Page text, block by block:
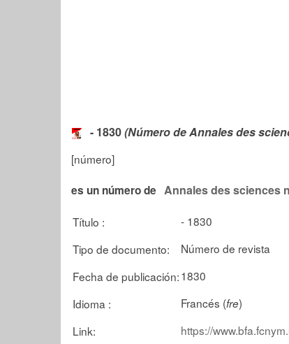
- 1830(Número de Annales des
[número]
es un número de Annales des sciences
Título :
- 1830
Tipo de documento:
Número de revista
Fecha de publicación:1830
Idioma :
Francés (fre)
Link:
https://